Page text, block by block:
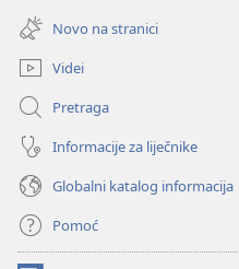
prozor)
se
novi
prozor)
Novo na stranici
Videi
Pretraga
Informacije za liječnike
Globalni katalog informacija
Pomoć